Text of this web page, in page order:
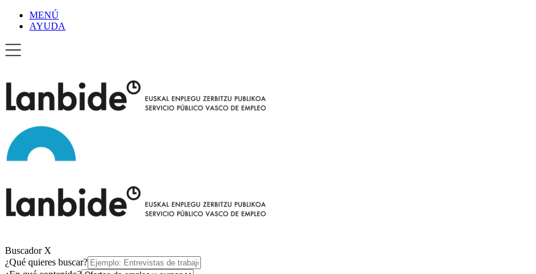
MENÚ
AYUDA
Buscador X
¿Qué quieres buscar?